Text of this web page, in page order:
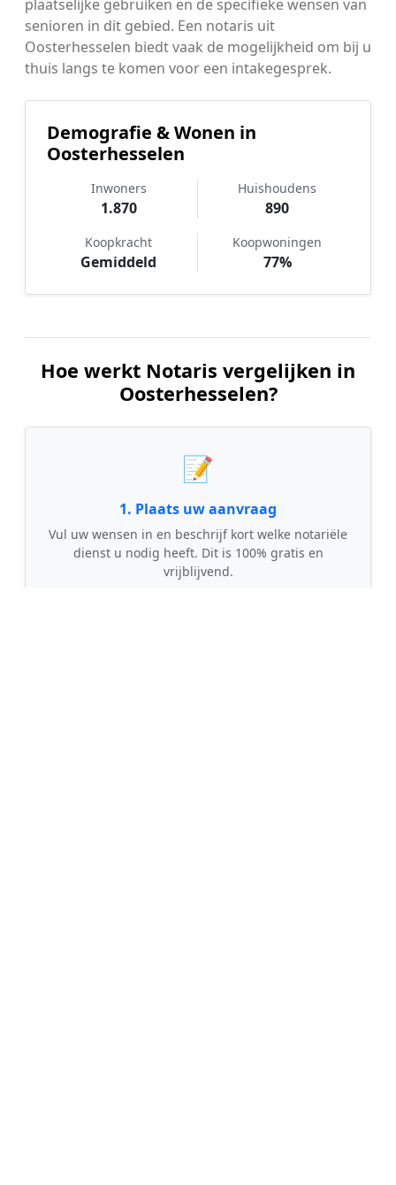
plaatselijke gebruiken en de specifieke wensen van
senioren in dit gebied. Een notaris uit
Oosterhesselen biedt vaak de mogelijkheid om bij u
thuis langs te komen voor een intakegesprek.
Demografie & Wonen in
Oosterhesselen
Inwoners
1.870
Huishoudens
890
Koopkracht
Gemiddeld
Koopwoningen
77%
Hoe werkt Notaris vergelijken in
Oosterhesselen?
📝
1. Plaats uw aanvraag
Vul uw wensen in en beschrijf kort welke notariële
dienst u nodig heeft. Dit is 100% gratis en
vrijblijvend.